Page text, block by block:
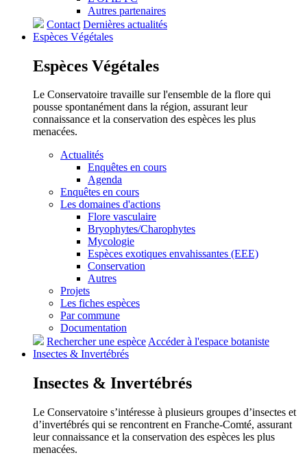
Autres partenaires
Contact Dernières actualités
Espèces Végétales
Espèces Végétales
Le Conservatoire travaille sur l'ensemble de la flore qui
pousse spontanément dans la région, assurant leur
connaissance et la conservation des espèces les plus
menacées.
Actualités
Enquêtes en cours
Agenda
Enquêtes en cours
Les domaines d'actions
Flore vasculaire
Bryophytes/Charophytes
Mycologie
Espèces exotiques envahissantes (EEE)
Conservation
Autres
Projets
Les fiches espèces
Par commune
Documentation
Rechercher une espèceAccéder à l'espace botaniste
Insectes & Invertébrés
Insectes & Invertébrés
Le Conservatoire s’intéresse à plusieurs groupes d’insectes et
d’invertébrés qui se rencontrent en Franche-Comté, assurant
leur connaissance et la conservation des espèces les plus
menacées.